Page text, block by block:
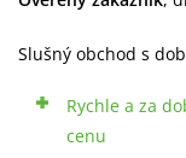
Slušný obchod s
Rychle a za
cenu